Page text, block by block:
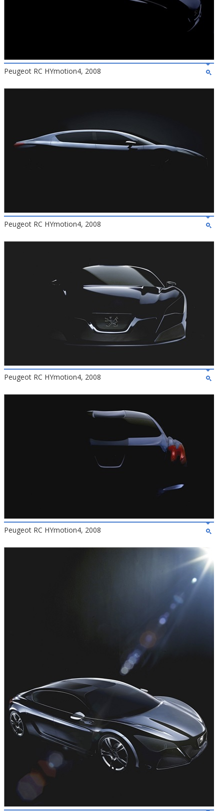
Peugeot RC HYmotion4, 2008
Peugeot RC HYmotion4, 2008
Peugeot RC HYmotion4, 2008
Peugeot RC HYmotion4, 2008